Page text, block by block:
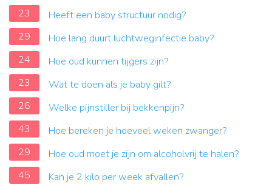
23
Heeft een baby structuur nodig?
29
Hoe lang duurt luchtweginfectie baby?
24
Hoe oud kunnen tijgers zijn?
23
Wat te doen als je baby gilt?
26
Welke pijnstiller bij bekkenpijn?
43
Hoe bereken je hoeveel weken zwanger?
29
Hoe oud moet je zijn om alcoholvrij te halen?
45
Kan je 2 kilo per week afvallen?